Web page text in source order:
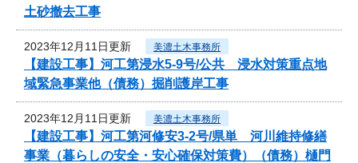
土砂撤去工事
2023年12月11日更新 美濃土木事務所
【建設工事】河工第浸水5-9号/公共 浸水対策重点地
域緊急事業他（債務）掘削護岸工事
2023年12月11日更新 美濃土木事務所
【建設工事】河工第河修安3-2号/県単 河川維持修繕
事業（暮らしの安全・安心確保対策費）（債務）樋門